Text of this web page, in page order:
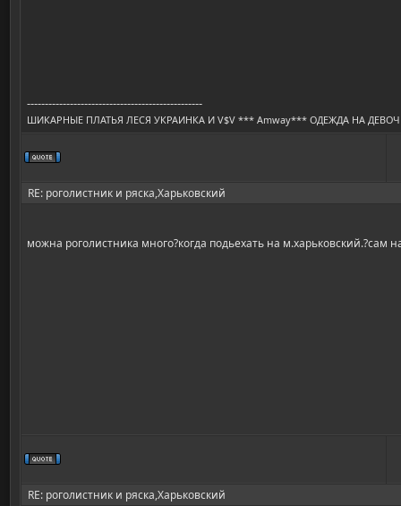
-------------------------------------------------
ШИКАРНЫЕ ПЛАТЬЯ ЛЕСЯ УКРАИНКА И V$V *** Amway*** ОДЕЖДА НА
RE: роголистник и ряска,Харьковский
можна роголистника много?когда подьехать на м.харьковский.?сам
RE: роголистник и ряска,Харьковский